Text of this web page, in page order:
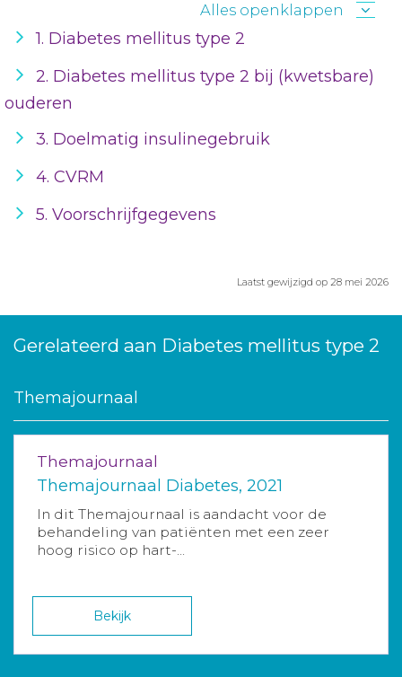
Alles openklappen
1. Diabetes mellitus type 2
2. Diabetes mellitus type 2 bij (kwetsbare)
ouderen
3. Doelmatig insulinegebruik
4. CVRM
5. Voorschrijfgegevens
Laatst gewijzigd op 28 mei 2026
Gerelateerd aan Diabetes mellitus type 2
Themajournaal
Themajournaal
Themajournaal Diabetes, 2021
In dit Themajournaal is aandacht voor de
behandeling van patiënten met een zeer
hoog risico op hart-...
Bekijk